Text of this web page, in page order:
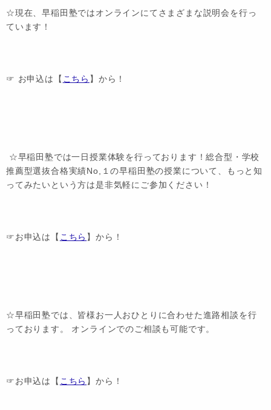
☆現在、早稲田塾ではオンラインにてさまざまな説明会を行っ
ています！
☞ お申込は【 こちら 】から！
☆早稲田塾では一日授業体験を行っております！総合型・学校
推薦型選抜合格実績No,１の早稲田塾の授業について、もっと知
ってみたいという方は是非気軽にご参加ください！
☞お申込は【 こちら 】から！
☆早稲田塾では、皆様お一人おひとりに合わせた進路相談を行
っております。 オンラインでのご相談も可能です。
☞お申込は【 こちら 】から！